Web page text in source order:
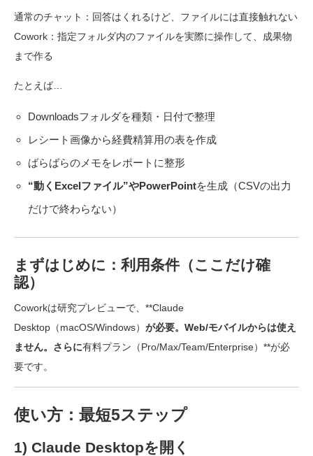
通常のチャット：回答はくれるけど、ファイルには直接触れない
Cowork：指定フォルダ内のファイルを実際に操作して、成果物
まで作る
たとえば…
Downloadsフォルダを種類・日付で整理
レシート画像から経費精算用の表を作成
ばらばらのメモをレポートに整形
“動くExcelファイル”やPowerPointを生成（CSVの出力
だけで終わらない）
まずはじめに：利用条件（ここだけ確
認）
Coworkは研究プレビューで、**Claude
Desktop（macOS/Windows） が必要。Web/モバイルからは使え
ません。さらに有料プラン（Pro/Max/Team/Enterprise）**が必
要です。
使い方：最短5ステップ
1) Claude Desktopを開く